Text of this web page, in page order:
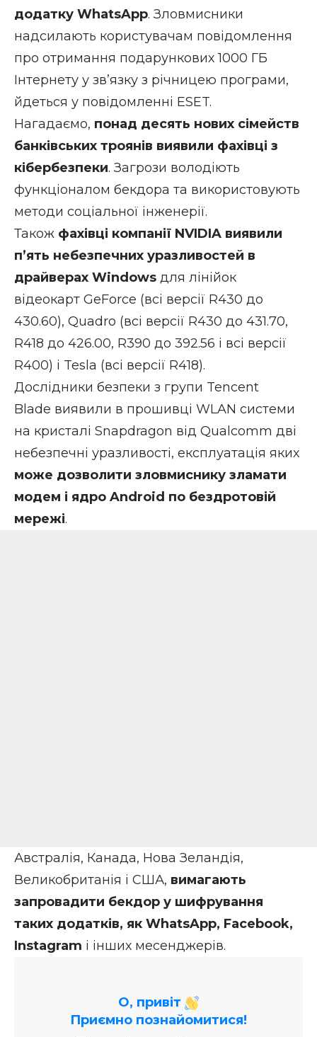
додатку WhatsApp. Зловмисники
надсилають користувачам повідомлення
про отримання подарункових 1000 ГБ
Інтернету у зв’язку з річницею програми,
йдеться у повідомленні ESET.
Нагадаємо, понад десять нових сімейств
банківських троянів виявили фахівці з
кібербезпеки. Загрози володіють
функціоналом бекдора та використовують
методи соціальної інженерії.
Також фахівці компанії NVIDIA виявили
п’ять небезпечних уразливостей в
драйверах Windows для лінійок
відеокарт GeForce (всі версії R430 до
430.60), Quadro (всі версії R430 до 431.70,
R418 до 426.00, R390 до 392.56 і всі версії
R400) і Tesla (всі версії R418).
Дослідники безпеки з групи Tencent
Blade виявили в прошивці WLAN системи
на кристалі Snapdragon від Qualcomm дві
небезпечні уразливості, експлуатація яких
може дозволити зловмиснику зламати
модем і ядро Android по бездротовій
мережі.
Австралія, Канада, Нова Зеландія,
Великобританія і США, вимагають
запровадити бекдор у шифрування
таких додатків, як WhatsApp, Facebook,
Instagram і інших месенджерів.
О, привіт
Приємно познайомитися!